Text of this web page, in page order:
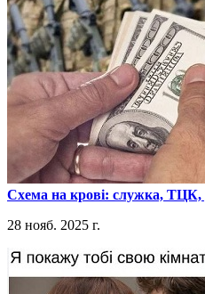
​Схема на крові: служка,
28 нояб. 2025 г.